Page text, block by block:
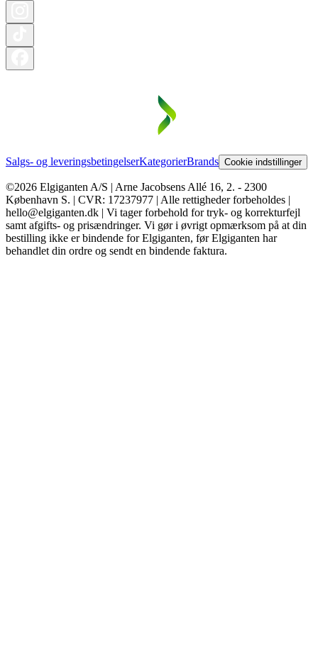
Salgs- og leveringsbetingelserKategorierBrands Cookie indstillinger
©2026 Elgiganten A/S | Arne Jacobsens Allé 16, 2. - 2300
København S. | CVR: 17237977 | Alle rettigheder forbeholdes |
hello@elgiganten.dk | Vi tager forbehold for tryk- og korrekturfejl
samt afgifts- og prisændringer. Vi gør i øvrigt opmærksom på at din
bestilling ikke er bindende for Elgiganten, før Elgiganten har
behandlet din ordre og sendt en bindende faktura.